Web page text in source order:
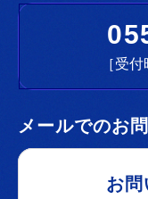
［受
メールでのお
お問